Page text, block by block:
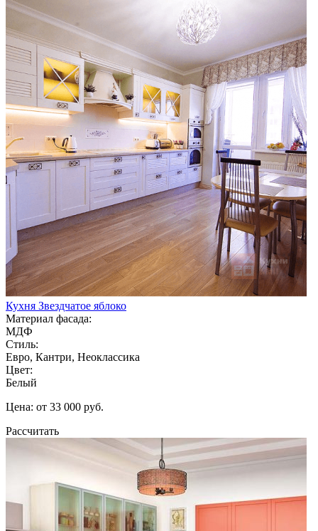
Кухня Звездчатое яблоко
Материал фасада:
МДФ
Стиль:
Евро, Кантри, Неоклассика
Цвет:
Белый
Цена: от 33 000 руб.
Рассчитать